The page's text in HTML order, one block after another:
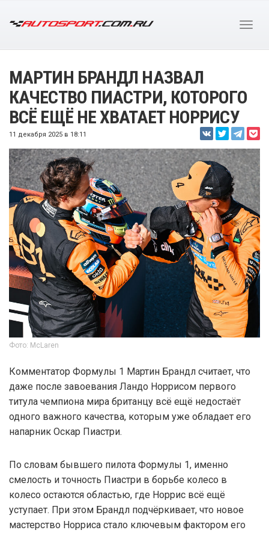
МАРТИН БРАНДЛ НАЗВАЛ
КАЧЕСТВО ПИАСТРИ, КОТОРОГО
ВСЁ ЕЩЁ НЕ ХВАТАЕТ НОРРИСУ
11 декабря 2025 в 18:11
Фото: McLaren
Комментатор Формулы 1 Мартин Брандл считает, что
даже после завоевания Ландо Норрисом первого
титула чемпиона мира британцу всё ещё недостаёт
одного важного качества, которым уже обладает его
напарник Оскар Пиастри.
По словам бывшего пилота Формулы 1, именно
смелость и точность Пиастри в борьбе колесо в
колесо остаются областью, где Норрис всё ещё
уступает. При этом Брандл подчёркивает, что новое
мастерство Норриса стало ключевым фактором его